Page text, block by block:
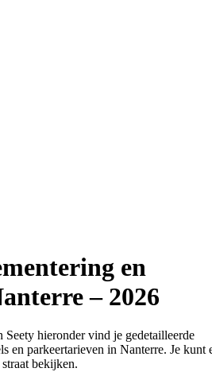
en
– 2026
Seety hieronder vind je gedetailleerde
en parkeertarieven in Nanterre. Je kunt
bekijken.